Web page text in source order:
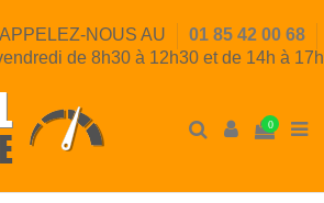
APPELEZ-NOUS AU
01 85 42 00 68
de 8h30 à 12h30 et de 14h à 17h
0